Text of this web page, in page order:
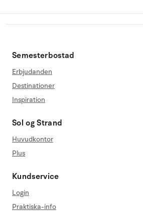
Semesterbostad
Erbjudanden
Destinationer
Inspiration
Sol og Strand
Huvudkontor
Plus
Kundservice
Login
Praktiska-info